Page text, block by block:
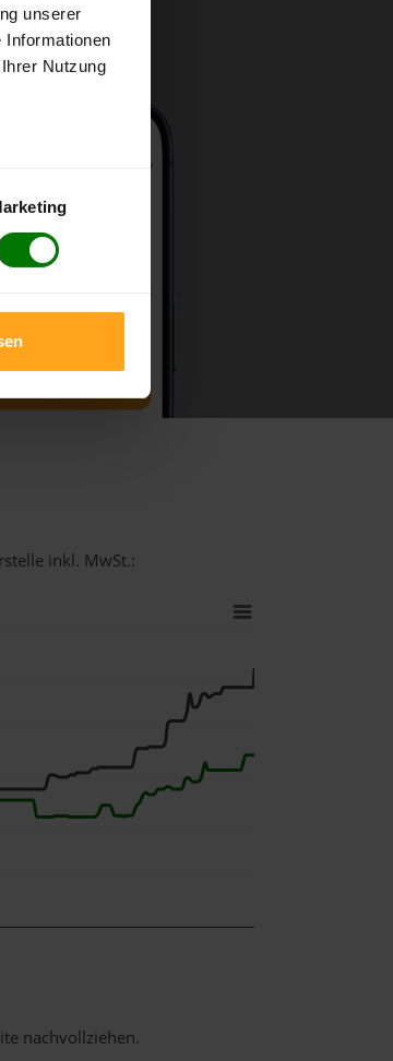
unserer
Informationen
Nutzung
inkl. MwSt.:
nachvollziehen.